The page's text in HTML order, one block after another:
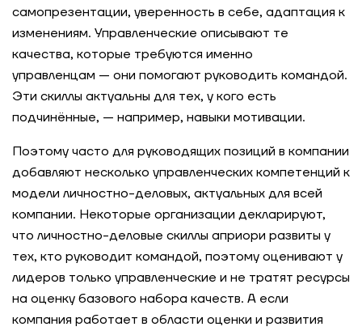
самопрезентации, уверенность в себе, адаптация к
изменениям. Управленческие описывают те
качества, которые требуются именно
управленцам — они помогают руководить командой.
Эти скиллы актуальны для тех, у кого есть
подчинённые, — например, навыки мотивации.
Поэтому часто для руководящих позиций в компании
добавляют несколько управленческих компетенций к
модели личностно-деловых, актуальных для всей
компании. Некоторые организации декларируют,
что личностно-деловые скиллы априори развиты у
тех, кто руководит командой, поэтому оценивают у
лидеров только управленческие и не тратят ресурсы
на оценку базового набора качеств. А если
компания работает в области оценки и развития